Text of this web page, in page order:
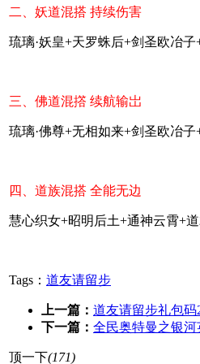
二、妖道混搭 持续伤害
琉璃·妖皇+天罗蛛后+剑圣欧冶
三、佛道混撘 续航输岀
琉璃·佛尊+无相如来+剑圣欧冶
四、道族混搭 全能无边
慧心织女+昭明后土+通神云霄+
Tags： 道友请留步
上一篇： 道友请留步礼包码
下一篇： 全民奥特曼之银河
顶一下(171)